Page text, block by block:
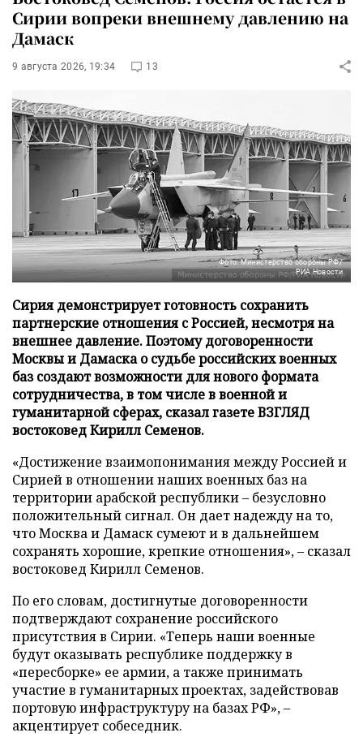
Сирии вопреки внешнему давлению на
Дамаск
9 августа 2026, 19:34 13
Фото: Министерство обороны РФ/
РИА Новости
Сирия демонстрирует готовность сохранить
партнерские отношения с Россией, несмотря на
внешнее давление. Поэтому договоренности
Москвы и Дамаска о судьбе российских военных
баз создают возможности для нового формата
сотрудничества, в том числе в военной и
гуманитарной сферах, сказал газете ВЗГЛЯД
востоковед Кирилл Семенов.
«Достижение взаимопонимания между Россией и
Сирией в отношении наших военных баз на
территории арабской республики – безусловно
положительный сигнал. Он дает надежду на то,
что Москва и Дамаск сумеют и в дальнейшем
сохранять хорошие, крепкие отношения», – сказал
востоковед Кирилл Семенов.
По его словам, достигнутые договоренности
подтверждают сохранение российского
присутствия в Сирии. «Теперь наши военные
будут оказывать республике поддержку в
«пересборке» ее армии, а также принимать
участие в гуманитарных проектах, задействовав
портовую инфраструктуру на базах РФ», –
акцентирует собеседник.